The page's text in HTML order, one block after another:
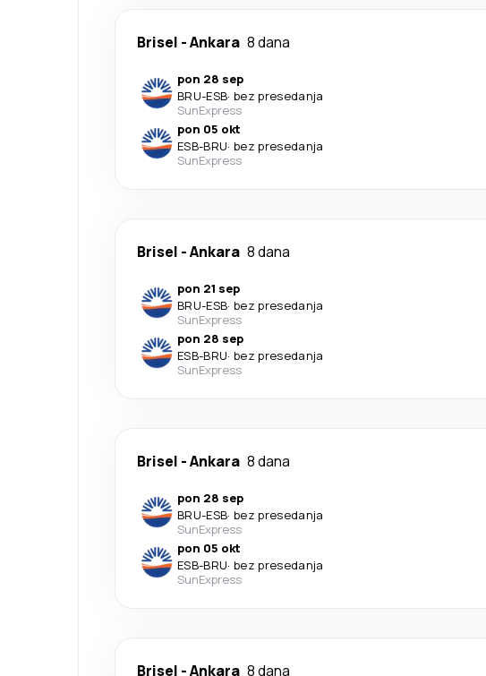
Brisel -Ankara 8 dana
pon 28 sep
BRU-ESB· bez presedanja
SunExpress
pon 05 okt
ESB-BRU· bez presedanja
SunExpress
Brisel -Ankara 8 dana
pon 21 sep
BRU-ESB· bez presedanja
SunExpress
pon 28 sep
ESB-BRU· bez presedanja
SunExpress
Brisel -Ankara 8 dana
pon 28 sep
BRU-ESB· bez presedanja
SunExpress
pon 05 okt
ESB-BRU· bez presedanja
SunExpress
Brisel -Ankara 8 dana